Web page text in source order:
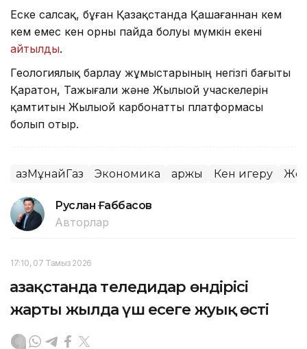
Еске салсақ, бұған Қазақстанда Қашағаннан кем
кем емес кен орны пайда болуы мүмкін екені
айтылды.
Геологиялық барлау жұмыстарының негізгі бағыты
Қаратон, Тажығали және Жылыой учаскелерін
қамтитын Жылыой карбонатты платформасы
болып отыр.
ҚазМұнайГаз Экономика Қаржы Кен игеру
Руслан Ғаббасов
Авторлар
17:10, 07 Тамыз 2026
Қазақстанда теледидар өндірісі
жарты жылда үш есеге жуық өсті